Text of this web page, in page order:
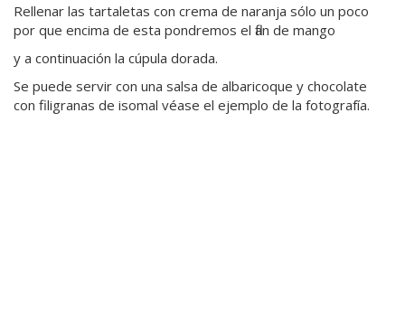
Rellenar las tartaletas con crema de naranja sólo un poco
por que encima de esta pondremos el flan de mango
y a continuación la cúpula dorada.
Se puede servir con una salsa de albaricoque y chocolate
con filigranas de isomal véase el ejemplo de la fotografía.